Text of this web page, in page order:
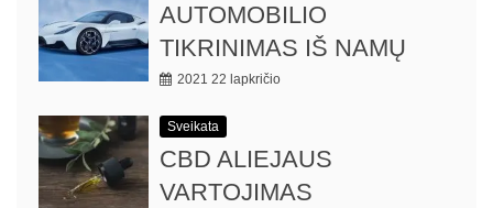
AUTOMOBILIO
TIKRINIMAS IŠ NAMŲ
2021 22 lapkričio
Sveikata
CBD ALIEJAUS
VARTOJIMAS